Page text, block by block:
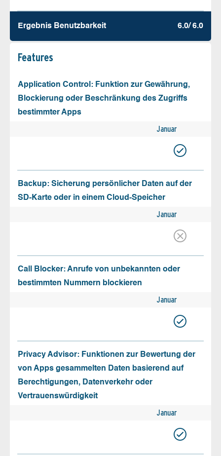
Ergebnis Benutz­barkeit 6.0/ 6.0
Features
Application Control: Funktion zur Gewährung,
Blockierung oder Beschränkung des Zugriffs
bestimmter Apps
Januar
Backup: Sicherung persönlicher Daten auf der
SD-Karte oder in einem Cloud-Speicher
Januar
Call Blocker: Anrufe von unbekannten oder
bestimmten Nummern blockieren
Januar
Privacy Advisor: Funktionen zur Bewertung der
von Apps gesammelten Daten basierend auf
Berechtigungen, Datenverkehr oder
Vertrauenswürdigkeit
Januar